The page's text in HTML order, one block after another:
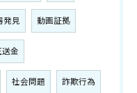
発見 動画証拠
送金
社会問題 詐欺行為